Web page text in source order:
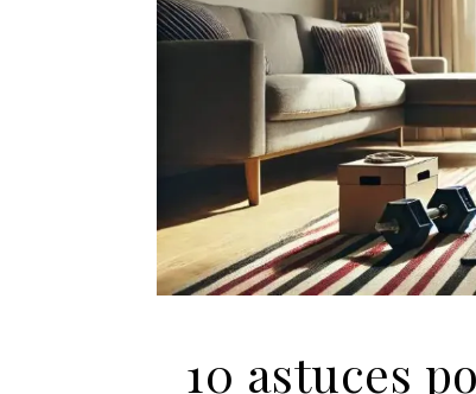
10 astuces